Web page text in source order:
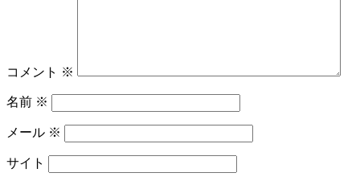
コメント ※
名前 ※
メール ※
サイト